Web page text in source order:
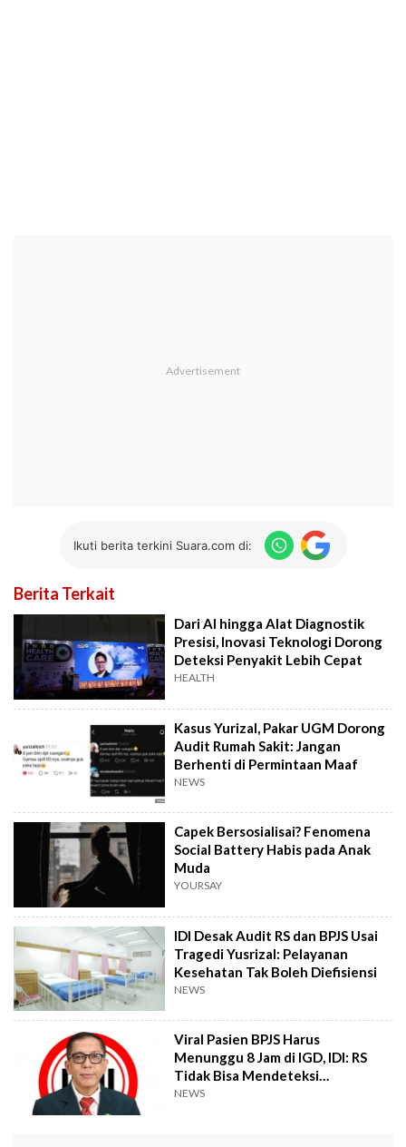
Ikuti berita terkini Suara.com di:
Berita Terkait
Dari AI hingga Alat Diagnostik
Presisi, Inovasi Teknologi Dorong
Deteksi Penyakit Lebih Cepat
HEALTH
Kasus Yurizal, Pakar UGM Dorong
Audit Rumah Sakit: Jangan
Berhenti di Permintaan Maaf
NEWS
Capek Bersosialisai? Fenomena
Social Battery Habis pada Anak
Muda
YOURSAY
IDI Desak Audit RS dan BPJS Usai
Tragedi Yusrizal: Pelayanan
Kesehatan Tak Boleh Diefisiensi
NEWS
Viral Pasien BPJS Harus
Menunggu 8 Jam di IGD, IDI: RS
Tidak Bisa Mendeteksi
Emergensi?
NEWS